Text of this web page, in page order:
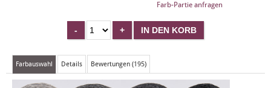
Farb-Partie anfragen
Farbauswahl Details Bewertungen (195)